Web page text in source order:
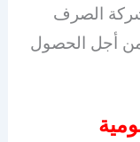
الصرف
أجل الحصول